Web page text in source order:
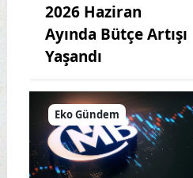
2026 Haziran
Ayında Bütçe Artışı
Yaşandı
Eko Gündem